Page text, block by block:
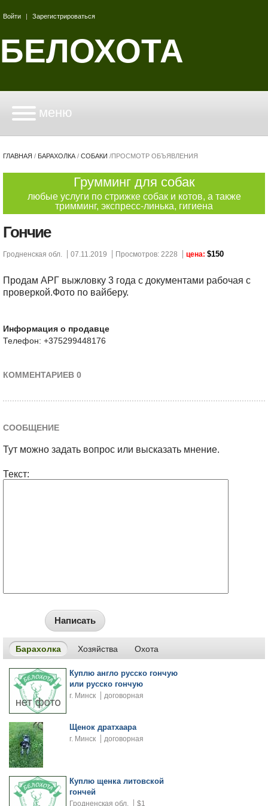
Войти | Зарегистрироваться
БЕЛОХОТА
меню
ГЛАВНАЯ / БАРАХОЛКА / СОБАКИ /ПРОСМОТР ОБЪЯВЛЕНИЯ
Грумминг для собак
любые услуги по стрижке собак и котов, а также
тримминг, экспресс-линька, гигиена
Гончие
Гродненская обл. 07.11.2019 Просмотров: 2228 цена: $150
Продам АРГ выжловку 3 года с документами рабочая с
проверкой.Фото по вайберу.
Информация о продавце
Телефон: +375299448176
КОММЕНТАРИЕВ 0
СООБЩЕНИЕ
Тут можно задать вопрос или высказать мнение.
Текст:
Написать
Барахолка Хозяйства Охота
Куплю англо русско гончую
или русско гончую
г. Минск договорная
Щенок дратхаара
г. Минск договорная
Куплю щенка литовской
гончей
Гродненская обл. $1